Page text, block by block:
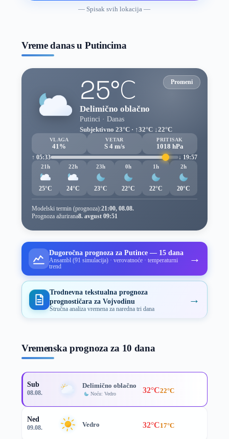
— Spisak svih lokacija —
Vreme danas u Putincima
Promeni
25°C
Delimično oblačno
Putinci · Danas
Subjektivno 23°C · ↑32°C ↓22°C
VLAGA
41%
VETAR
S 4 m/s
PRITISAK
1018 hPa
↑ 05:33
↓ 19:57
21h
25°C
22h
24°C
23h
23°C
0h
22°C
1h
22°C
2h
20°C
Modelski termin (prognoza):21:00, 08.08.
Prognoza ažurirana8. avgust 09:51
Dugoročna prognoza za Putince — 15 dana
Ansambl (91 simulacija) · verovatnoće · temperaturni
trend
→
Trodnevna tekstualna prognoza
prognostičara za Vojvodinu
Stručna analiza vremena za naredna tri dana
→
Vremenska prognoza za 10 dana
Sub
08.08.
Delimično oblačno
Noću: Vedro 32°C22°C
Ned
09.08. Vedro 32°C17°C